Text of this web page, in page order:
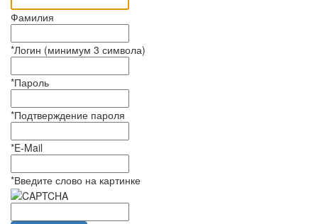
Фамилия
*Логин (минимум 3 символа)
*Пароль
*Подтверждение пароля
*E-Mail
*Введите слово на картинке